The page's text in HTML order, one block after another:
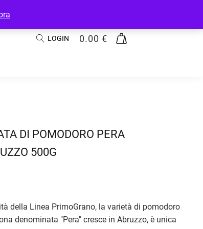
LOGIN 0.00 €
DI POMODORO PERA
500G
della Linea PrimoGrano, la varietà di pomodoro
denominata "Pera" cresce in Abruzzo, è unica